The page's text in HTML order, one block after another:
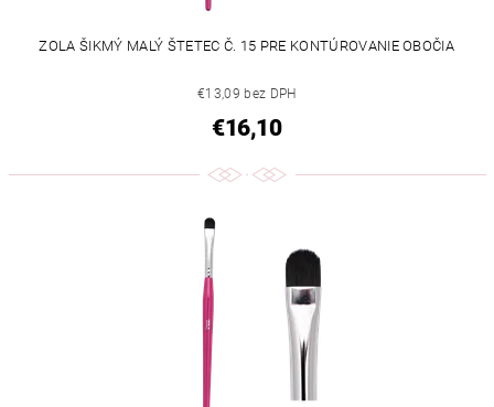
ZOLA ŠIKMÝ MALÝ ŠTETEC Č. 15 PRE KONTÚROVANIE OBOČIA
€13,09 bez DPH
€16,10